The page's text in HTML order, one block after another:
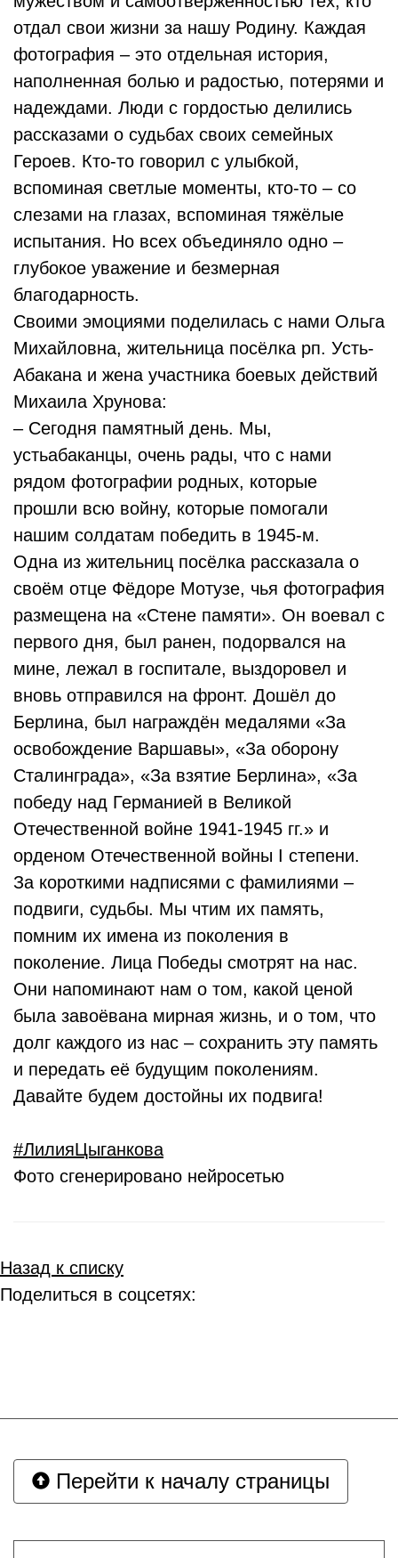
отдал свои жизни за нашу Родину. Каждая
фотография – это отдельная история,
наполненная болью и радостью, потерями и
надеждами. Люди с гордостью делились
рассказами о судьбах своих семейных
Героев. Кто-то говорил с улыбкой,
вспоминая светлые моменты, кто-то – со
слезами на глазах, вспоминая тяжёлые
испытания. Но всех объединяло одно –
глубокое уважение и безмерная
благодарность.
Своими эмоциями поделилась с нами Ольга
Михайловна, жительница посёлка рп. Усть-
Абакана и жена участника боевых действий
Михаила Хрунова:
– Сегодня памятный день. Мы,
устьабаканцы, очень рады, что с нами
рядом фотографии родных, которые
прошли всю войну, которые помогали
нашим солдатам победить в 1945-м.
Одна из жительниц посёлка рассказала о
своём отце Фёдоре Мотузе, чья фотография
размещена на «Стене памяти». Он воевал с
первого дня, был ранен, подорвался на
мине, лежал в госпитале, выздоровел и
вновь отправился на фронт. Дошёл до
Берлина, был награждён медалями «За
освобождение Варшавы», «За оборону
Сталинграда», «За взятие Берлина», «За
победу над Германией в Великой
Отечественной войне 1941-1945 гг.» и
орденом Отечественной войны I степени.
За короткими надписями с фамилиями –
подвиги, судьбы. Мы чтим их память,
помним их имена из поколения в
поколение. Лица Победы смотрят на нас.
Они напоминают нам о том, какой ценой
была завоёвана мирная жизнь, и о том, что
долг каждого из нас – сохранить эту память
и передать её будущим поколениям.
Давайте будем достойны их подвига!
#ЛилияЦыганкова
Фото сгенерировано нейросетью
Назад к списку
Поделиться в соцсетях:
Перейти к началу страницы